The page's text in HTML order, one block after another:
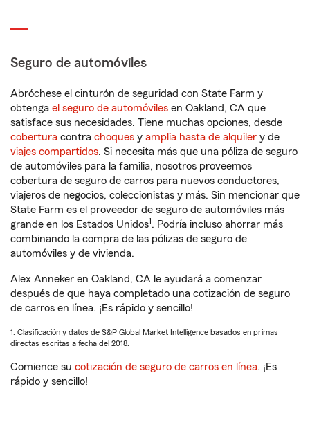
Seguro de automóviles
Abróchese el cinturón de seguridad con State Farm y
obtenga el seguro de automóviles en Oakland, CA que
satisface sus necesidades. Tiene muchas opciones, desde
cobertura contra choques y amplia hasta de alquiler y de
viajes compartidos. Si necesita más que una póliza de seguro
de automóviles para la familia, nosotros proveemos
cobertura de seguro de carros para nuevos conductores,
viajeros de negocios, coleccionistas y más. Sin mencionar que
State Farm es el proveedor de seguro de automóviles más
grande en los Estados Unidos1. Podría incluso ahorrar más
combinando la compra de las pólizas de seguro de
automóviles y de vivienda.
Alex Anneker en Oakland, CA le ayudará a comenzar
después de que haya completado una cotización de seguro
de carros en línea. ¡Es rápido y sencillo!
1. Clasificación y datos de S&P Global Market Intelligence basados en primas
directas escritas a fecha del 2018.
Comience su cotización de seguro de carros en línea. ¡Es
rápido y sencillo!